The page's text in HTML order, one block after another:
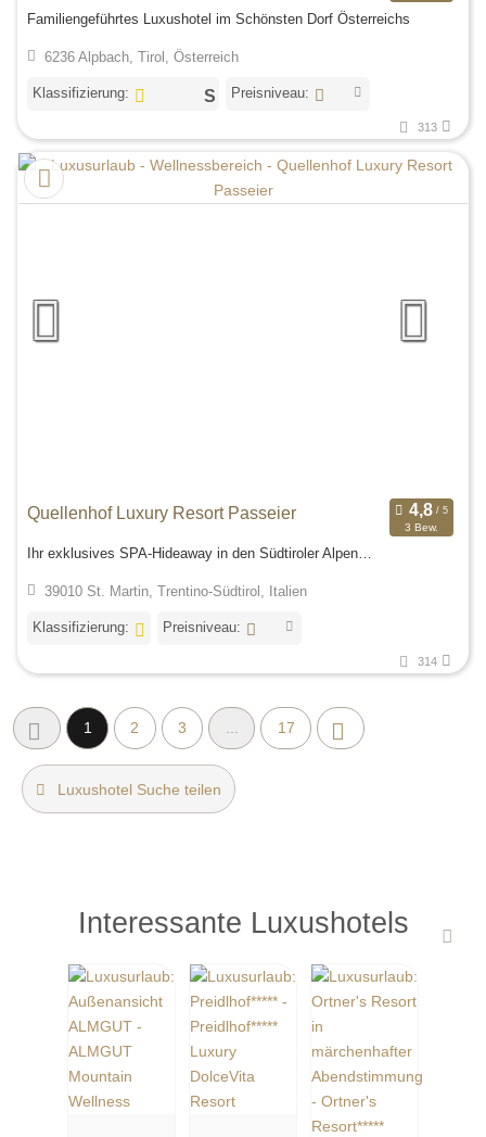
Familiengeführtes Luxushotel im Schönsten Dorf Österreichs
6236 Alpbach, Tirol, Österreich
Klassifizierung: Preisniveau:
313
Quellenhof Luxury Resort Passeier
3 Bew.
Ihr exklusives SPA-Hideaway in den Südtiroler Alpen…
39010 St. Martin, Trentino-Südtirol, Italien
Klassifizierung: Preisniveau:
314
1 2 3 17
Luxushotel Suche teilen
Interessante Luxushotels